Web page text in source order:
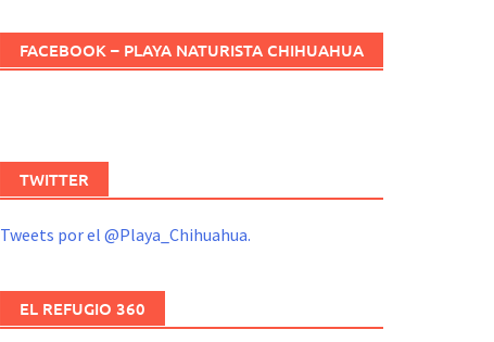
FACEBOOK – PLAYA NATURISTA CHIHUAHUA
TWITTER
Tweets por el @Playa_Chihuahua.
EL REFUGIO 360